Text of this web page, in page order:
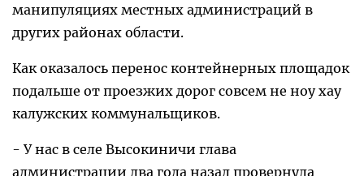
манипуляциях местных администраций в
других районах области.
Как оказалось перенос контейнерных площадок
подальше от проезжих дорог совсем не ноу хау
калужских коммунальщиков.
- У нас в селе Высокиничи глава
администрации два года назад провернула